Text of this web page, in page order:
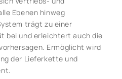
Ebenen hinweg
trägt zu einer
bei und erleichtert auch die
Ermöglicht wird
der Lieferkette und